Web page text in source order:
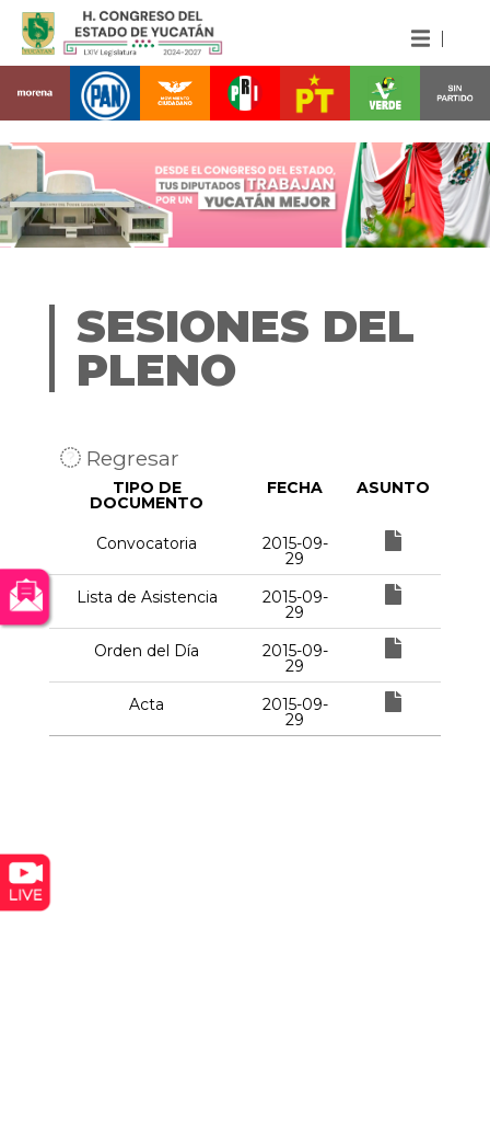
SESIONES DEL
PLENO
Regresar
TIPO DE
DOCUMENTO
FECHA ASUNTO
Convocatoria 2015-09-
29
Lista de Asistencia
2015-09-
29
Orden del Día
2015-09-
29
Acta
2015-09-
29